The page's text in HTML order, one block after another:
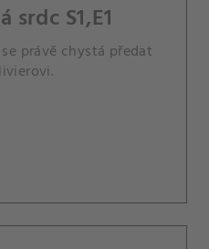
srdc S1,E1
právě chystá předat